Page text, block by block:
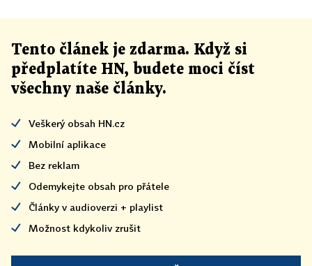
Tento článek je zdarma. Když si
předplatíte HN, budete moci číst
všechny naše články.
Veškerý obsah HN.cz
Mobilní aplikace
Bez reklam
Odemykejte obsah pro přátele
Články v audioverzi + playlist
Možnost kdykoliv zrušit